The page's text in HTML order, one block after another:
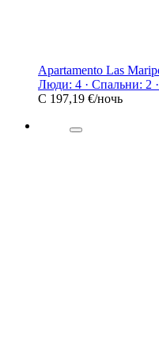
Apartamento Las
Люди: 4 · Спальни: 2
С 197,19 €/ночь